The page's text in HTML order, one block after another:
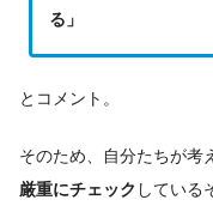
る」
とコメント。
そのため、自分たちが考
厳重にチェック している